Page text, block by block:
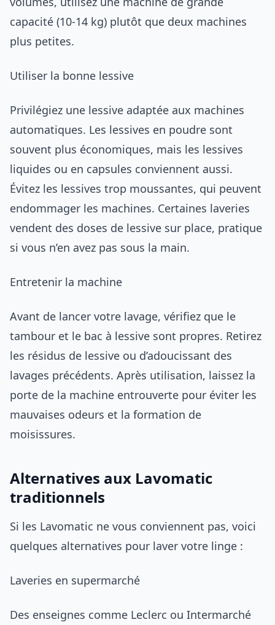
capacité (10-14 kg) plutôt que deux machines
plus petites.
Utiliser la bonne lessive
Privilégiez une lessive adaptée aux machines
automatiques. Les lessives en poudre sont
souvent plus économiques, mais les lessives
liquides ou en capsules conviennent aussi.
Évitez les lessives trop moussantes, qui peuvent
endommager les machines. Certaines laveries
vendent des doses de lessive sur place, pratique
si vous n’en avez pas sous la main.
Entretenir la machine
Avant de lancer votre lavage, vérifiez que le
tambour et le bac à lessive sont propres. Retirez
les résidus de lessive ou d’adoucissant des
lavages précédents. Après utilisation, laissez la
porte de la machine entrouverte pour éviter les
mauvaises odeurs et la formation de
moisissures.
Alternatives aux Lavomatic
traditionnels
Si les Lavomatic ne vous conviennent pas, voici
quelques alternatives pour laver votre linge :
Laveries en supermarché
Des enseignes comme Leclerc ou Intermarché